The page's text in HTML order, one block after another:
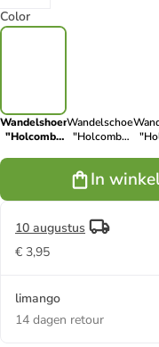
Color
Wandelshoenen
"Holcombe
Wandelschoenen
"Holcombe
In
10 augustus
€ 3,95
limango
14 dagen retour